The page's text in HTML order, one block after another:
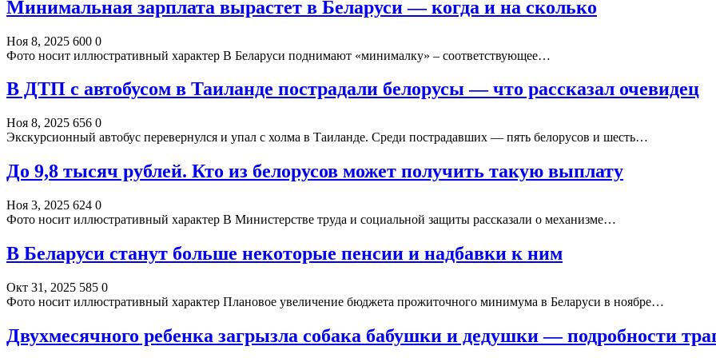
Минимальная зарплата вырастет в Беларуси — когда и на сколько
Ноя 8, 2025 600 0
Фото носит иллюстративный характер В Беларуси поднимают «минималку» – соответствующее…
В ДТП с автобусом в Таиланде пострадали белорусы — что рассказал очевидец
Ноя 8, 2025 656 0
Экскурсионный автобус перевернулся и упал с холма в Таиланде. Среди пострадавших — пять белорусов и шесть…
До 9,8 тысяч рублей. Кто из белорусов может получить такую выплату
Ноя 3, 2025 624 0
Фото носит иллюстративный характер В Министерстве труда и социальной защиты рассказали о механизме…
В Беларуси станут больше некоторые пенсии и надбавки к ним
Окт 31, 2025 585 0
Фото носит иллюстративный характер Плановое увеличение бюджета прожиточного минимума в Беларуси в ноябре…
Двухмесячного ребенка загрызла собака бабушки и дедушки — подробности